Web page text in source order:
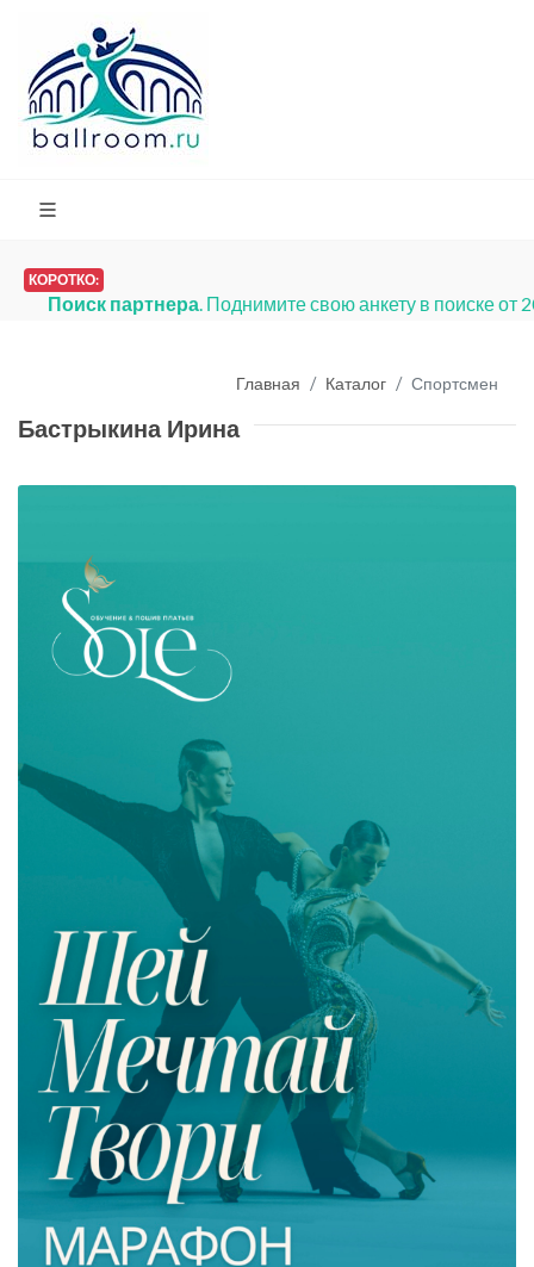
КОРОТКО:
Поиск партнера. Поднимите свою анкету в поиске от
Главная Каталог Спортсмен
Бастрыкина Ирина